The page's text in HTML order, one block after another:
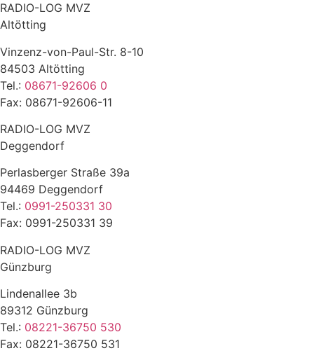
RADIO-LOG MVZ
Altötting
Vinzenz-von-Paul-Str. 8-10
84503 Altötting
Tel.: 08671-92606 0
Fax: 08671-92606-11
RADIO-LOG MVZ
Deggendorf
Perlasberger Straße 39a
94469 Deggendorf
Tel.: 0991-250331 30
Fax: 0991-250331 39
RADIO-LOG MVZ
Günzburg
Lindenallee 3b
89312 Günzburg
Tel.: 08221-36750 530
Fax: 08221-36750 531